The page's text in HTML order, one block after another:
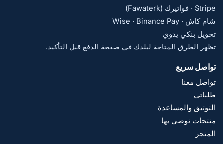
Stripe · فواتيرك (Fawaterk)
شام كاش · Wise · Binance Pay
تحويل بنكي يدوي
تظهر الطرق المتاحة لبلدك في صفحة الدفع قبل التأكيد.
تواصل سريع
تواصل معنا
طلباتي
التوثيق والمساعدة
منتجات نوصي بها
المتجر